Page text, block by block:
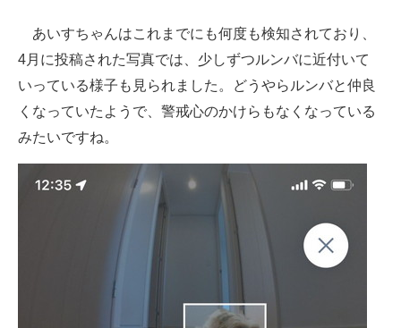
あいすちゃんはこれまでにも何度も検知されており、
4月に投稿された写真では、少しずつルンバに近付いて
いっている様子も見られました。どうやらルンバと仲良
くなっていたようで、警戒心のかけらもなくなっている
みたいですね。